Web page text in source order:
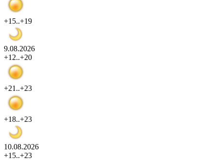
+15..+19
9.08.2026
+12..+20
+21..+23
+18..+23
10.08.2026
+15..+23